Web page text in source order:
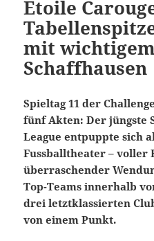
Etoile
mit wichtigem
Schaffhausen
Spieltag 11 der
fünf Akten: Der jüngste
League entpuppte sich
Fussballtheater – voller
überraschender
Top-Teams innerhalb
drei letztklassierten
von einem Punkt.